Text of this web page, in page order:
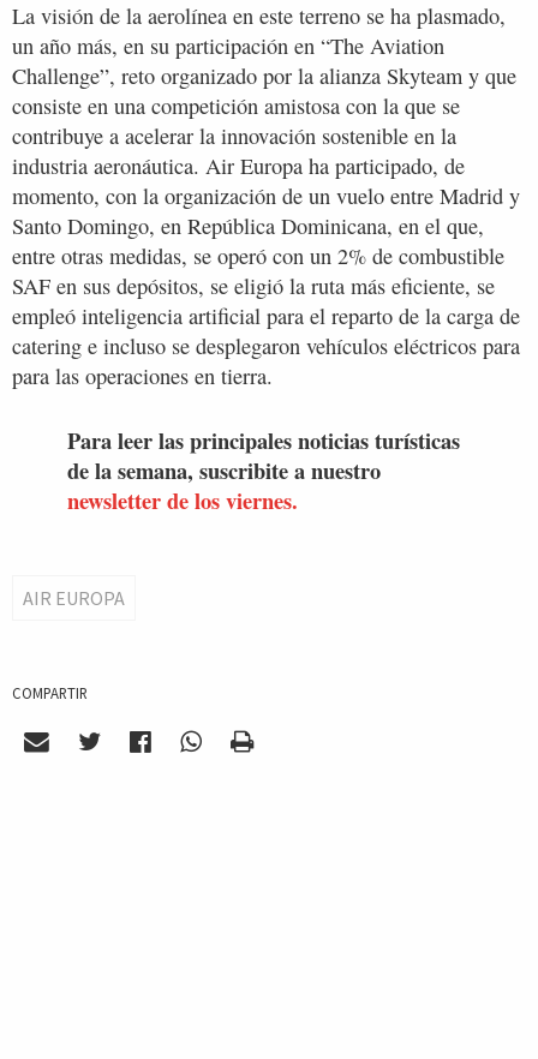
La visión de la aerolínea en este terreno se ha plasmado,
un año más, en su participación en “The Aviation
Challenge”, reto organizado por la alianza Skyteam y que
consiste en una competición amistosa con la que se
contribuye a acelerar la innovación sostenible en la
industria aeronáutica. Air Europa ha participado, de
momento, con la organización de un vuelo entre Madrid y
Santo Domingo, en República Dominicana, en el que,
entre otras medidas, se operó con un 2% de combustible
SAF en sus depósitos, se eligió la ruta más eficiente, se
empleó inteligencia artificial para el reparto de la carga de
catering e incluso se desplegaron vehículos eléctricos para
para las operaciones en tierra.
Para leer las principales noticias turísticas
de la semana, suscribite a nuestro
newsletter de los viernes.
AIR EUROPA
COMPARTIR